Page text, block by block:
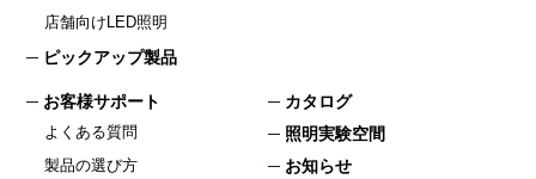
店舗向けLED照明
ピックアップ製品
お客様サポート
よくある質問
製品の選び方
カタログ
照明実験空間
お知らせ